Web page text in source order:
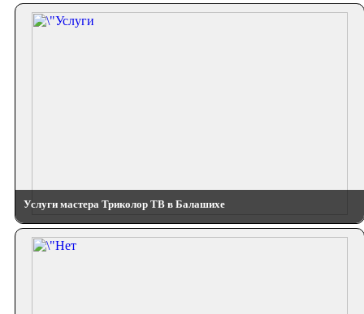
Услуги мастера Триколор ТВ в Балашихе